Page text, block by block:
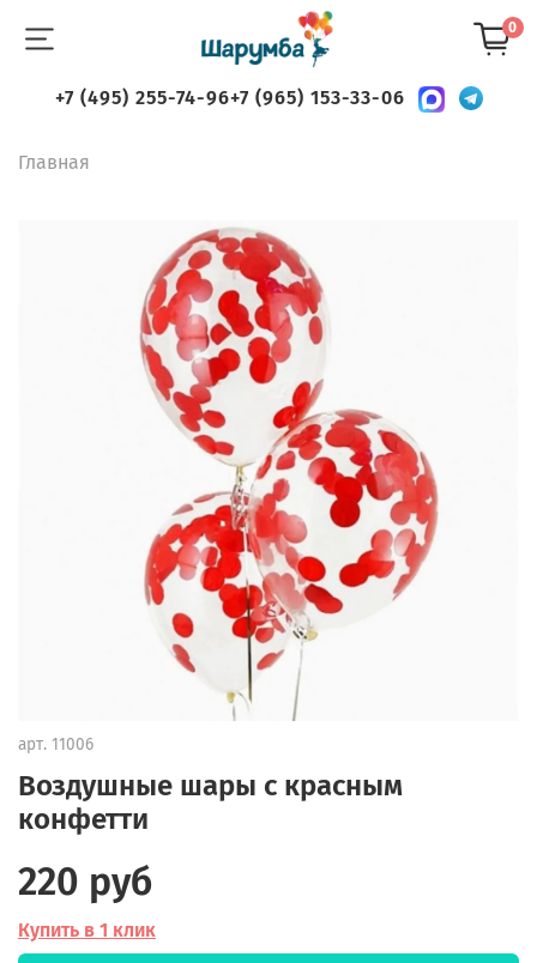
0
+7 (495) 255-74-96+7 (965) 153-33-06
Главная
арт. 11006
Воздушные шары с красным
конфетти
220 руб
Купить в 1 клик